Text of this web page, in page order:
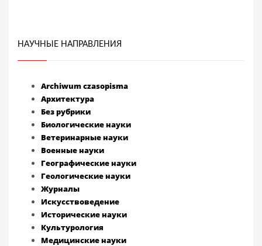
НАУЧНЫЕ НАПРАВЛЕНИЯ
Archiwum czasopisma
Архитектура
Без рубрики
Биологические науки
Ветеринарные науки
Военные науки
Географические науки
Геологические науки
Журналы
Искусствоведение
Исторические науки
Культурология
Медицинские науки